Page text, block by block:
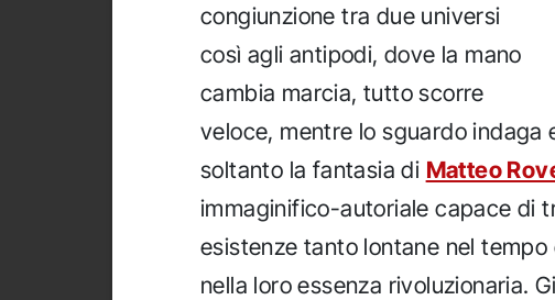
congiunzione tra due universi
così agli antipodi, dove la mano
cambia marcia, tutto scorre
veloce, mentre lo sguardo indaga
soltanto la fantasia di Matteo
immaginifico-autoriale capace di
esistenze tanto lontane nel
nella loro essenza rivoluzionaria.